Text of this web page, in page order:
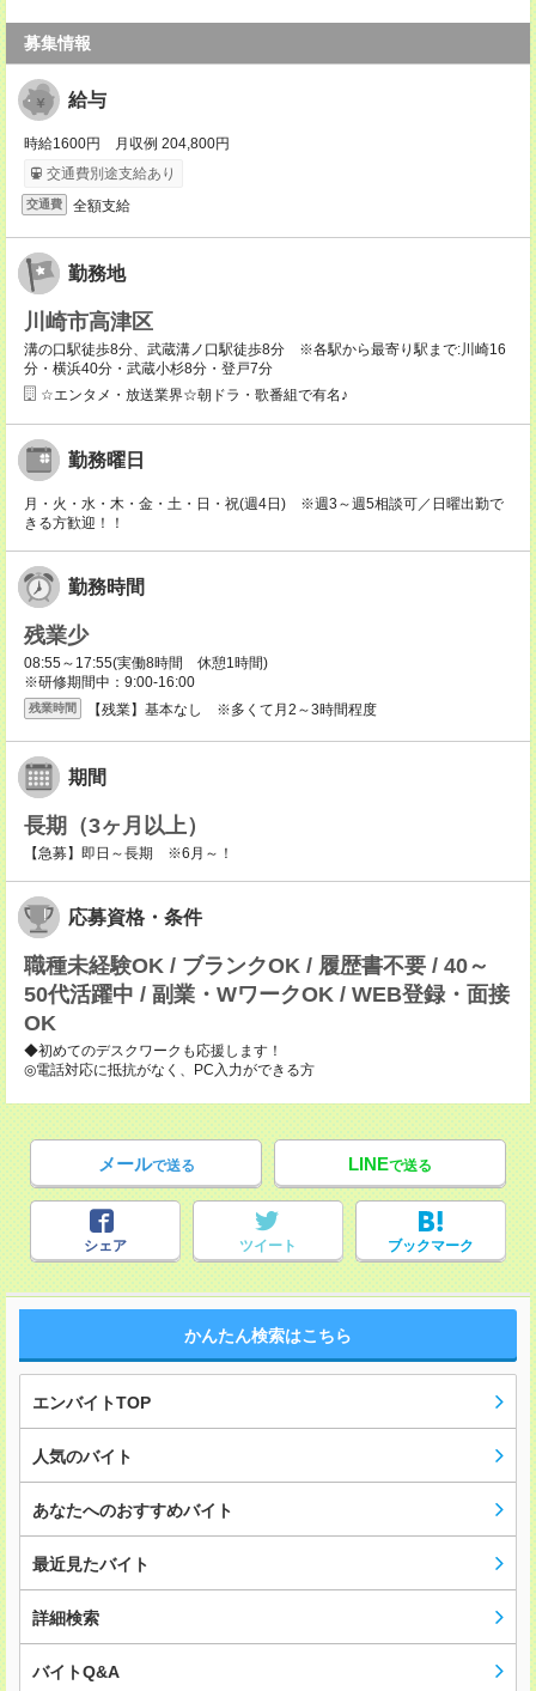
募集情報
給与
時給1600円 月収例 204,800円
交通費別途支給あり
交通費 全額支給
勤務地
川崎市高津区
溝の口駅徒歩8分、武蔵溝ノ口駅徒歩8分 ※各駅から最寄り駅まで:川崎16
分・横浜40分・武蔵小杉8分・登戸7分
☆エンタメ・放送業界☆朝ドラ・歌番組で有名♪
勤務曜日
月・火・水・木・金・土・日・祝(週4日) ※週3～週5相談可／日曜出勤で
きる方歓迎！！
勤務時間
残業少
08:55～17:55(実働8時間 休憩1時間)
※研修期間中：9:00-16:00
残業時間 【残業】基本なし ※多くて月2～3時間程度
期間
長期（3ヶ月以上）
【急募】即日～長期 ※6月～！
応募資格・条件
職種未経験OK / ブランクOK / 履歴書不要 / 40～
50代活躍中 / 副業・WワークOK / WEB登録・面接
OK
◆初めてのデスクワークも応援します！
◎電話対応に抵抗がなく、PC入力ができる方
メールで送る LINEで送る
シェア ツイート ブックマーク
かんたん検索はこちら
エンバイトTOP
人気のバイト
あなたへのおすすめバイト
最近見たバイト
詳細検索
バイトQ&A